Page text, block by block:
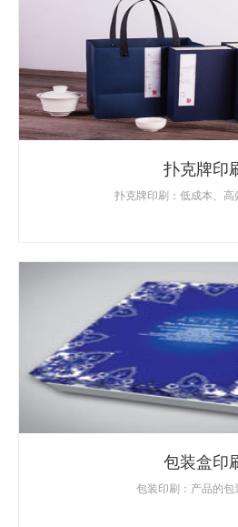
扑克牌印
扑克牌印刷：低成本、高
包装盒印
包装印刷：产品的包